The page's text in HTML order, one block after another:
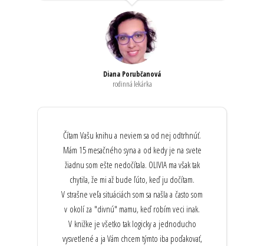
Diana Porubčanová
rodinná lekárka
Čítam Vašu knihu a neviem sa od nej odtrhnúť.
Mám 15 mesačného syna a od kedy je na svete
žiadnu som ešte nedočítala. OLIVIA ma však tak
chytila, že mi až bude ľúto, keď ju dočítam.
V strašne veľa situáciách som sa našla a často som
v okolí za "divnú" mamu, keď robím veci inak.
V knižke je všetko tak logicky a jednoducho
vysvetlené a ja Vám chcem týmto iba poďakovať,